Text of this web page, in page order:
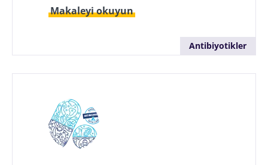
Makaleyi okuyun
Antibiyotikler